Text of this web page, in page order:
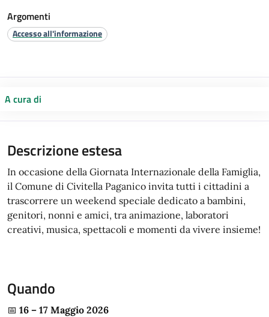
Argomenti
Accesso all'informazione
A cura di
Descrizione estesa
In occasione della Giornata Internazionale della Famiglia,
il Comune di Civitella Paganico invita tutti i cittadini a
trascorrere un weekend speciale dedicato a bambini,
genitori, nonni e amici, tra animazione, laboratori
creativi, musica, spettacoli e momenti da vivere insieme!
Quando
📅 16 – 17 Maggio 2026